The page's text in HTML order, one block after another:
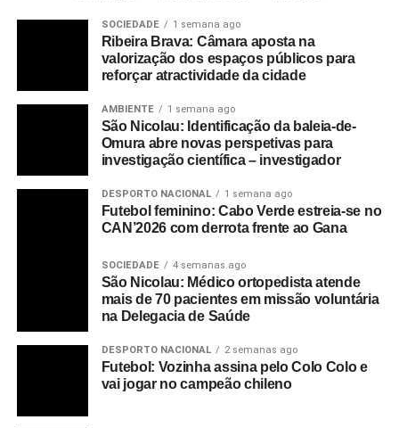
SOCIEDADE 1 semana ago
Ribeira Brava: Câmara aposta na
valorização dos espaços públicos para
reforçar atractividade da cidade
AMBIENTE 1 semana ago
São Nicolau: Identificação da baleia-de-
Omura abre novas perspetivas para
investigação científica – investigador
DESPORTO NACIONAL 1 semana ago
Futebol feminino: Cabo Verde estreia-se no
CAN’2026 com derrota frente ao Gana
SOCIEDADE 4 semanas ago
São Nicolau: Médico ortopedista atende
mais de 70 pacientes em missão voluntária
na Delegacia de Saúde
DESPORTO NACIONAL 2 semanas ago
Futebol: Vozinha assina pelo Colo Colo e
vai jogar no campeão chileno